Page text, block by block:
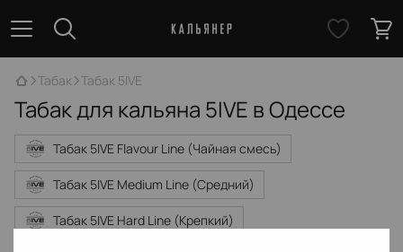
Табак Табак 5IVE
Табак для кальяна 5IVE в Одессе
Табак 5IVE Flavour Line (Чайная смесь)
Табак 5IVE Medium Line (Средний)
Табак 5IVE Hard Line (Крепкий)